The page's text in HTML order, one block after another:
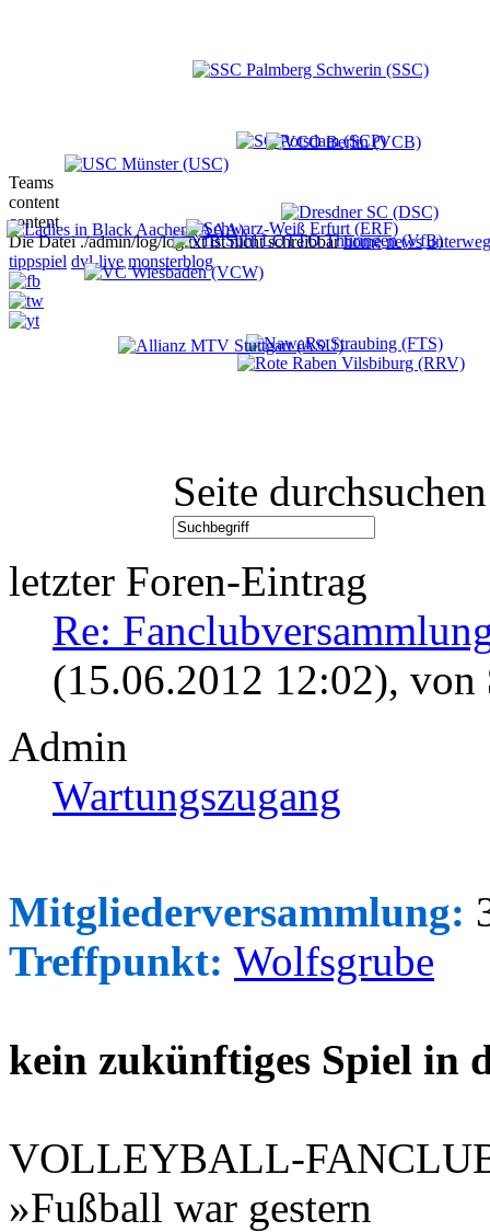
Teams
content
content
Die Datei ./admin/log/log.txt ist nicht schreibbarhome news
tippspiel dvl-live monsterblog
Seite durchsuchen
letzter Foren-Eintrag
Re:
(15.06.2012 12:02), von
Admin
Wartungszugang
Mitgliederversammlung:
Treffpunkt: Wolfsgrube
kein zukünftiges Spiel in
VOLLEYBALL-
»Fußball war gestern